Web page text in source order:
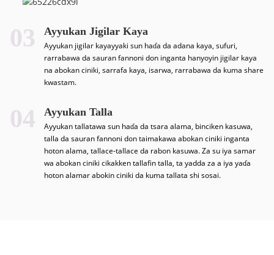
03 Ayyukan Jigilar Kaya
Ayyukan jigilar kayayyaki sun haɗa da adana kaya, sufuri,
rarrabawa da sauran fannoni don inganta hanyoyin jigilar kaya
na abokan ciniki, sarrafa kaya, isarwa, rarrabawa da kuma share
kwastam.
04 Ayyukan Talla
Ayyukan tallatawa sun haɗa da tsara alama, binciken kasuwa,
talla da sauran fannoni don taimakawa abokan ciniki inganta
hoton alama, tallace-tallace da rabon kasuwa. Za su iya samar
wa abokan ciniki cikakken tallafin talla, ta yadda za a iya yaɗa
hoton alamar abokin ciniki da kuma tallata shi sosai.